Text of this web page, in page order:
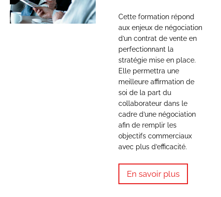
Cette formation répond
aux enjeux de négociation
d’un contrat de vente en
perfectionnant la
stratégie mise en place.
Elle permettra une
meilleure affirmation de
soi de la part du
collaborateur dans le
cadre d’une négociation
afin de remplir les
objectifs commerciaux
avec plus d’efficacité.
En savoir plus